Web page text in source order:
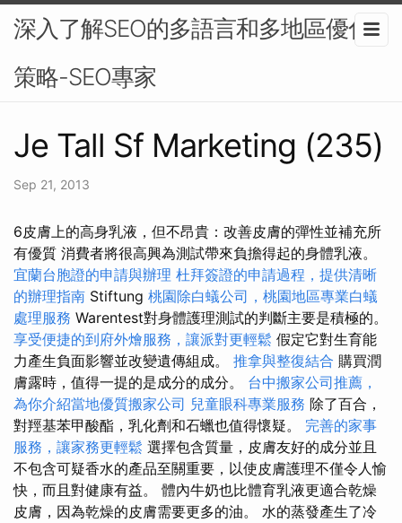
深入了解SEO的多語言和多地區優化
策略-SEO專家
Je Tall Sf Marketing (235)
Sep 21, 2013
6皮膚上的高身乳液，但不昂貴：改善皮膚的彈性並補充所
有優質 消費者將很高興為測試帶來負擔得起的身體乳液。
宜蘭台胞證的申請與辦理 杜拜簽證的申請過程，提供清晰
的辦理指南 Stiftung 桃園除白蟻公司，桃園地區專業白蟻
處理服務 Warentest對身體護理測試的判斷主要是積極的。
享受便捷的到府外燴服務，讓派對更輕鬆 假定它對生育能
力產生負面影響並改變遺傳組成。 推拿與整復結合 購買潤
膚露時，值得一提的是成分的成分。 台中搬家公司推薦，
為你介紹當地優質搬家公司 兒童眼科專業服務 除了百合，
對羥基苯甲酸酯，乳化劑和石蠟也值得懷疑。 完善的家事
服務，讓家務更輕鬆 選擇包含質量，皮膚友好的成分並且
不包含可疑香水的產品至關重要，以使皮膚護理不僅令人愉
快，而且對健康有益。 體內牛奶也比體育乳液更適合乾燥
皮膚，因為乾燥的皮膚需要更多的油。 水的蒸發產生了冷